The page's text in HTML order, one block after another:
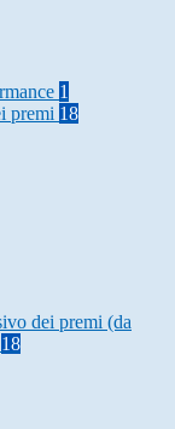
1
premi 18
dei premi (da
18